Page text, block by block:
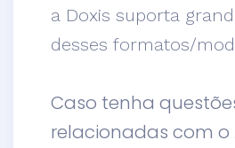
a Doxis suporta
desses formatos/
Caso tenha
relacionadas com o